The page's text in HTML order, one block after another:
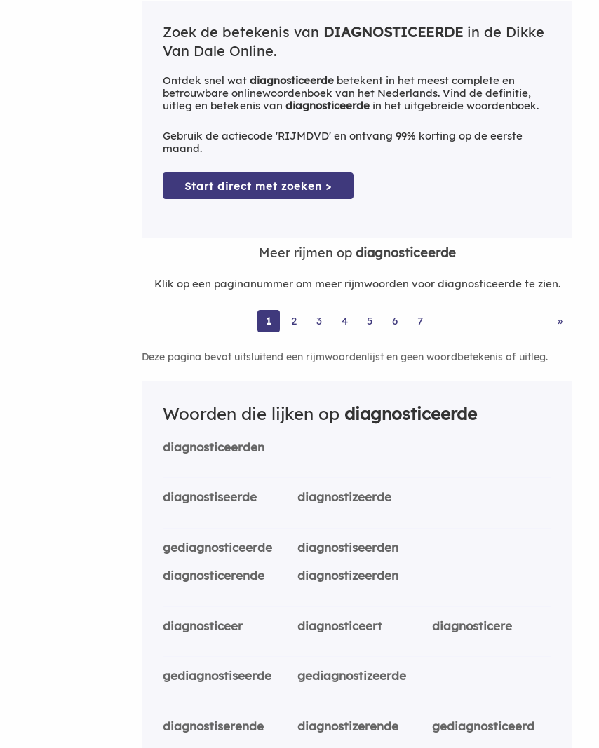
Zoek de betekenis van DIAGNOSTICEERDE in de Dikke
Van Dale Online.
Ontdek snel wat diagnosticeerde betekent in het meest complete en
betrouwbare onlinewoordenboek van het Nederlands. Vind de definitie,
uitleg en betekenis van diagnosticeerde in het uitgebreide woordenboek.
Gebruik de actiecode 'RIJMDVD' en ontvang 99% korting op de eerste
maand.
Start direct met zoeken >
Meer rijmen op diagnosticeerde
Klik op een paginanummer om meer rijmwoorden voor diagnosticeerde te zien.
1 2 3 4 5 6 7 »
Deze pagina bevat uitsluitend een rijmwoordenlijst en geen woordbetekenis of uitleg.
Woorden die lijken op diagnosticeerde
diagnosticeerden
diagnostiseerde diagnostizeerde
gediagnosticeerde
diagnostiseerden
diagnosticerende
diagnostizeerden
diagnosticeer diagnosticeert diagnosticere
gediagnostiseerde gediagnostizeerde
diagnostiserende diagnostizerende gediagnosticeerd